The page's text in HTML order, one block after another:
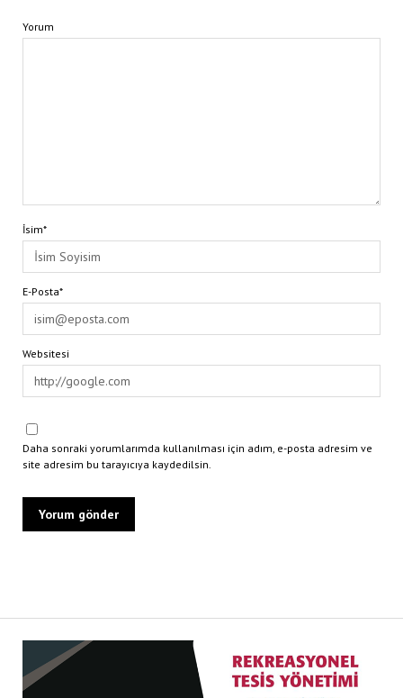
Yorum
İsim*
E-Posta*
Websitesi
Daha sonraki yorumlarımda kullanılması için adım, e-posta adresim ve
site adresim bu tarayıcıya kaydedilsin.